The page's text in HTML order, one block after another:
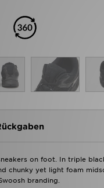
on foot. In triple
chunky yet light foam
branding.